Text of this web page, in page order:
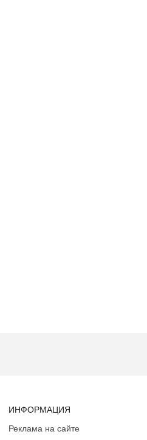
ИНФОРМАЦИЯ
Реклама на сайте